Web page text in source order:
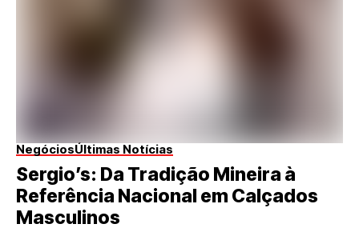
NegóciosÚltimas Notícias
Sergio’s: Da Tradição Mineira à
Referência Nacional em Calçados
Masculinos